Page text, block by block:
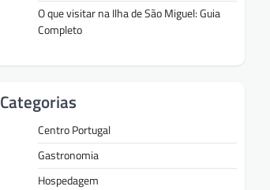
O que visitar na Ilha de São Miguel: Guia
Completo
Categorias
Centro Portugal
Gastronomia
Hospedagem